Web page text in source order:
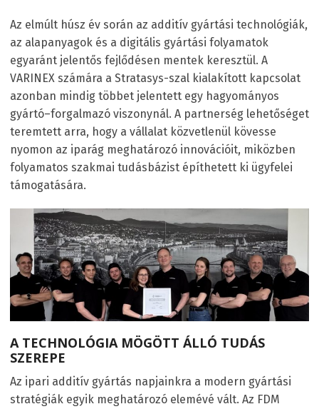
Az elmúlt húsz év során az additív gyártási technológiák,
az alapanyagok és a digitális gyártási folyamatok
egyaránt jelentős fejlődésen mentek keresztül. A
VARINEX számára a Stratasys-szal kialakított kapcsolat
azonban mindig többet jelentett egy hagyományos
gyártó–forgalmazó viszonynál. A partnerség lehetőséget
teremtett arra, hogy a vállalat közvetlenül kövesse
nyomon az iparág meghatározó innovációit, miközben
folyamatos szakmai tudásbázist építhetett ki ügyfelei
támogatására.
A TECHNOLÓGIA MÖGÖTT ÁLLÓ TUDÁS
SZEREPE
Az ipari additív gyártás napjainkra a modern gyártási
stratégiák egyik meghatározó elemévé vált. Az FDM